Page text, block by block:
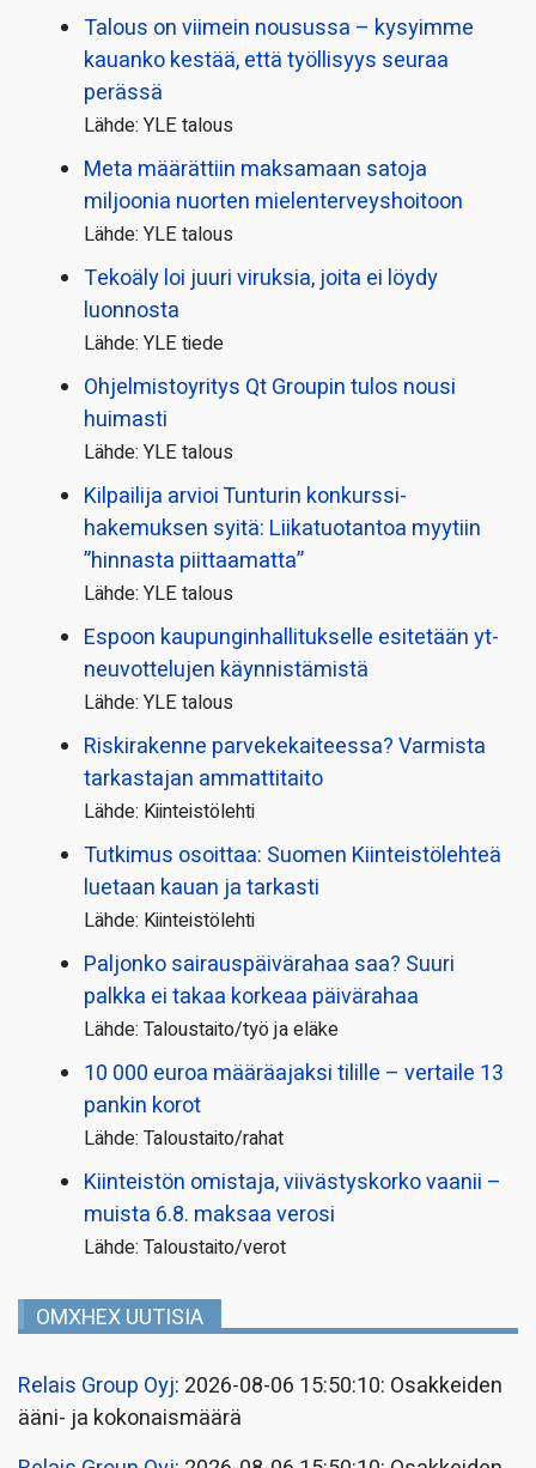
Talous on viimein nousussa – kysyimme
kauanko kestää, että työllisyys seuraa
perässä
Lähde: YLE talous
Meta määrättiin maksamaan satoja
miljoonia nuorten mielenterveyshoitoon
Lähde: YLE talous
Tekoäly loi juuri viruksia, joita ei löydy
luonnosta
Lähde: YLE tiede
Ohjelmistoyritys Qt Groupin tulos nousi
huimasti
Lähde: YLE talous
Kilpailija arvioi Tunturin konkurssi­
hakemuksen syitä: Liikatuotantoa myytiin
”hinnasta piittaamatta”
Lähde: YLE talous
Espoon kaupungin­hallitukselle esitetään yt-
neuvottelujen käynnistämistä
Lähde: YLE talous
Riskirakenne parvekekaiteessa? Varmista
tarkastajan ammattitaito
Lähde: Kiinteistölehti
Tutkimus osoittaa: Suomen Kiinteistölehteä
luetaan kauan ja tarkasti
Lähde: Kiinteistölehti
Paljonko sairauspäivä­rahaa saa? Suuri
palkka ei takaa korkeaa päivärahaa
Lähde: Taloustaito/työ ja eläke
10 000 euroa määräajaksi tilille – vertaile 13
pankin korot
Lähde: Taloustaito/rahat
Kiinteistön omistaja, viivästyskorko vaanii –
muista 6.8. maksaa verosi
Lähde: Taloustaito/verot
OMXHEX UUTISIA
Relais Group Oyj: 2026-08-06 15:50:10: Osakkeiden
ääni- ja kokonaismäärä